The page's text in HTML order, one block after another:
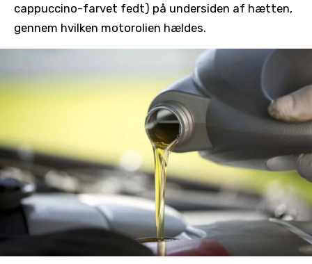
cappuccino-farvet fedt) på undersiden af hætten,
gennem hvilken motorolien hældes.